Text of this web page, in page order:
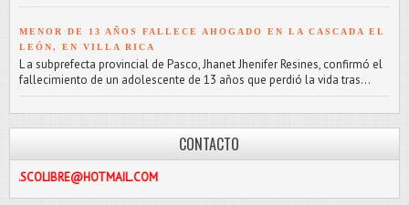
MENOR DE 13 AÑOS FALLECE AHOGADO EN LA CASCADA EL
LEÓN, EN VILLA RICA
L a subprefecta provincial de Pasco, Jhanet Jhenifer Resines, confirmó el
fallecimiento de un adolescente de 13 años que perdió la vida tras...
CONTACTO